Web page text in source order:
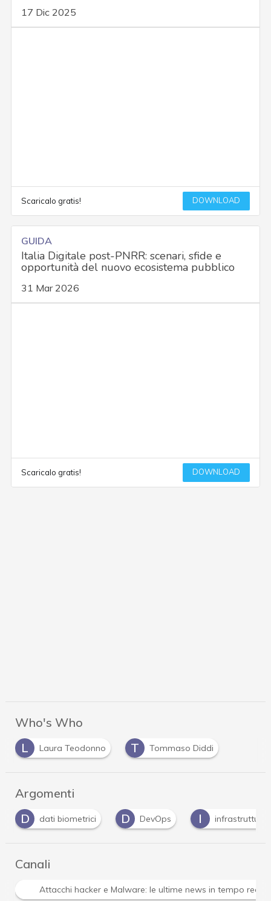
17 Dic 2025
Scaricalo gratis! DOWNLOAD
GUIDA
Italia Digitale post-PNRR: scenari, sfide e
opportunità del nuovo ecosistema pubblico
31 Mar 2026
Scaricalo gratis! DOWNLOAD
Who's Who
L
Laura Teodonno T Tommaso Diddi
Argomenti
D
dati biometrici D DevOps I infrastrutture
Canali
Attacchi hacker e Malware: le ultime news in tempo